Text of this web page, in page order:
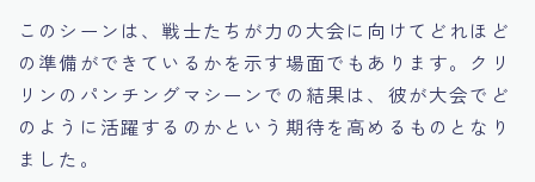
このシーンは、戦士たちが力の大会に向けてどれほど
の準備ができているかを示す場面でもあります。クリ
リンのパンチングマシーンでの結果は、彼が大会でど
のように活躍するのかという期待を高めるものとなり
ました。